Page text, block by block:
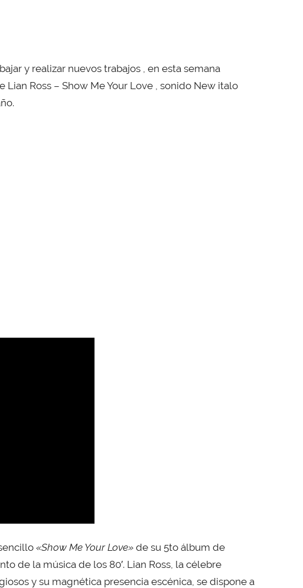
y realizar nuevos trabajos , en esta semana
Ross – Show Me Your Love , sonido New italo
«Show Me Your Love» de su 5to álbum de
de la música de los 80′. Lian Ross, la célebre
y su magnética presencia escénica, se dispone a